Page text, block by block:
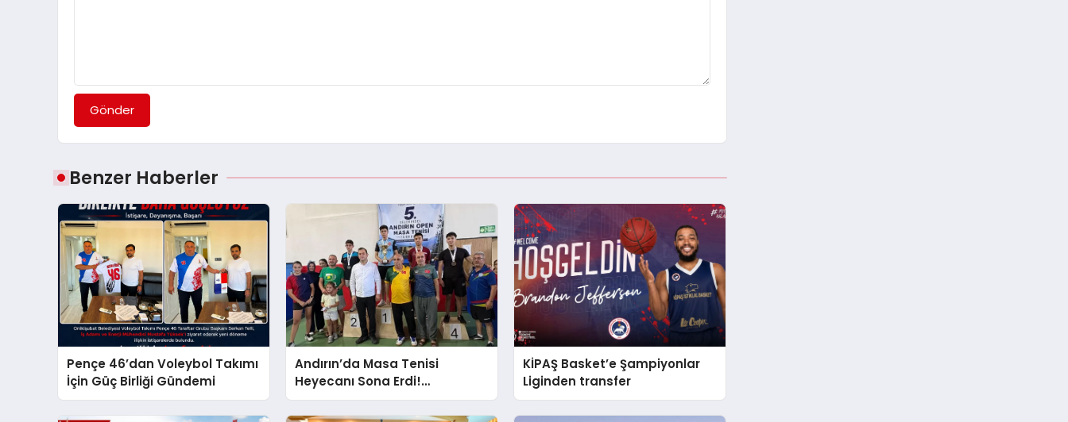
Gönder
Benzer Haberler
Pençe 46’dan Voleybol Takımı
İçin Güç Birliği Gündemi
Andırın’da Masa Tenisi
Heyecanı Sona Erdi!
Şampiyonlar Ödüllerine
Kavuştu
KİPAŞ Basket’e Şampiyonlar
Liginden transfer